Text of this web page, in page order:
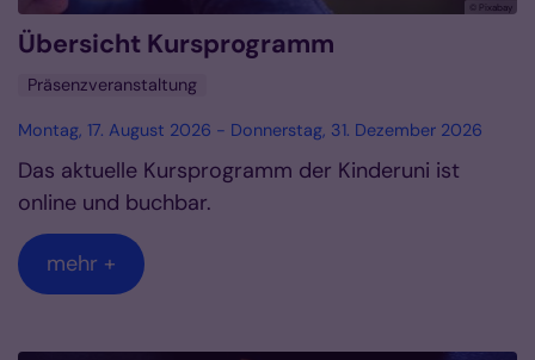
© Pixabay
Übersicht Kursprogramm
Präsenzveranstaltung
Montag, 17. August 2026 - Donnerstag, 31. Dezember 2026
Das aktuelle Kursprogramm der Kinderuni ist
online und buchbar.
mehr +